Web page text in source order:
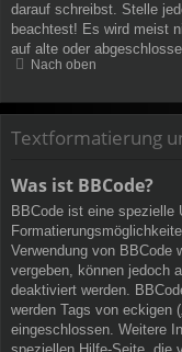
darauf schreibst. Stelle
beachtest! Es wird meist
auf alte oder
Nach oben
Textformatierung
Was ist BBCode?
BBCode ist eine spezielle
Verwendung von BBCode
vergeben, können jedoch
deaktiviert werden.
werden Tags von eckigen
eingeschlossen. Weitere